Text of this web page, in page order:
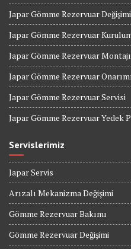
Japar Gömme Rezervuar Değişimi
Japar Gömme Rezervuar
Japar Gömme Rezervuar Montajı
Japar Gömme Rezervuar
Japar Gömme Rezervuar Servisi
Japar Gömme Rezervuar Yedek
Servislerimiz
Japar Servis
Arızalı Mekanizma Değişimi
Gömme Rezervuar Bakımı
Gömme Rezervuar Değişimi